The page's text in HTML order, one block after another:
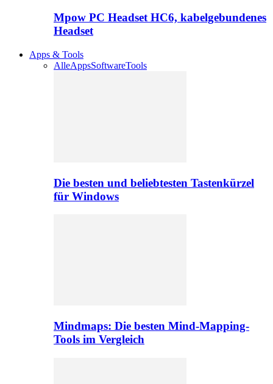
Mpow PC Headset HC6, kabelgebundenes
Headset
Apps & Tools
AlleAppsSoftwareTools
Die besten und beliebtesten Tastenkürzel
für Windows
Mindmaps: Die besten Mind-Mapping-
Tools im Vergleich